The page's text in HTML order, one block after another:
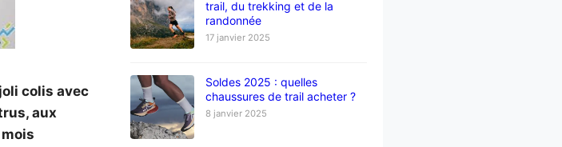
colis avec
aux
trail, du trekking et de la
randonnée
17 janvier 2025
Soldes 2025 : quelles
chaussures de trail acheter ?
8 janvier 2025